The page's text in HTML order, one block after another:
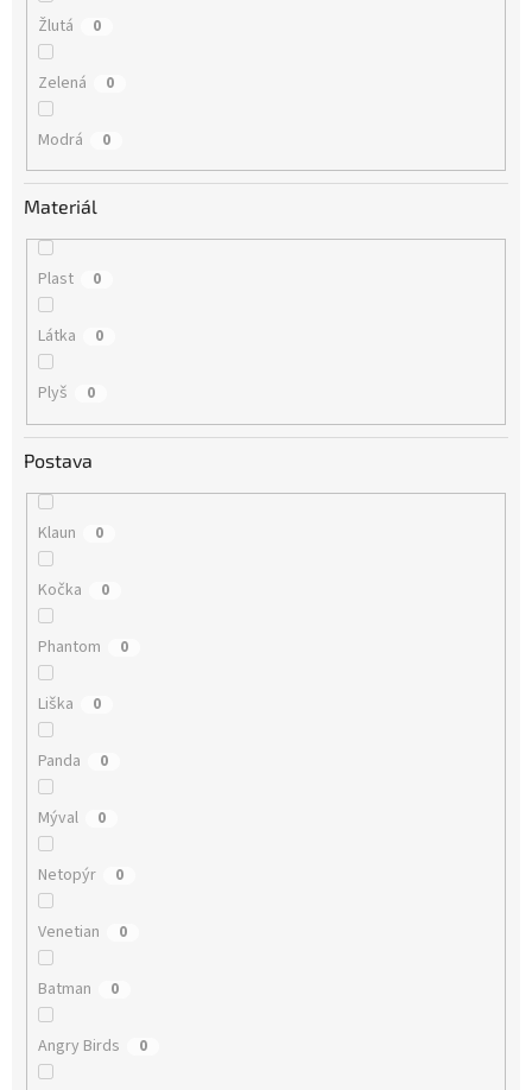
Žlutá 0
Zelená 0
Modrá 0
Materiál
Plast 0
Látka 0
Plyš 0
Postava
Klaun 0
Kočka 0
Phantom 0
Liška 0
Panda 0
Mýval 0
Netopýr 0
Venetian 0
Batman 0
Angry Birds 0